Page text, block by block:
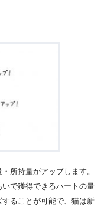
所持量がアップします。
で獲得できるハートの量
ることが可能で、猫は新